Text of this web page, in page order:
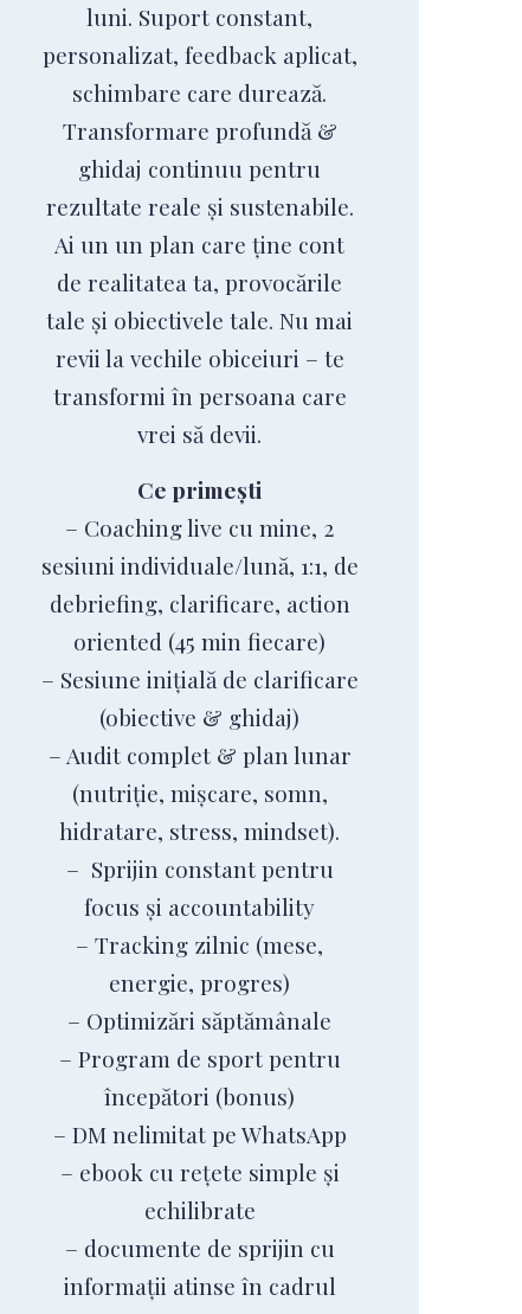
luni. Suport constant,
personalizat, feedback aplicat,
schimbare care durează.
Transformare profundă &
ghidaj continuu pentru
rezultate reale și sustenabile.
Ai un un plan care ține cont
de realitatea ta, provocările
tale și obiectivele tale. Nu mai
revii la vechile obiceiuri – te
transformi în persoana care
vrei să devii.
Ce primești
– Coaching live cu mine, 2
sesiuni individuale/lună, 1:1, de
debriefing, clarificare, action
oriented (45 min fiecare)
– Sesiune inițială de clarificare
(obiective & ghidaj)
– Audit complet & plan lunar
(nutriție, mișcare, somn,
hidratare, stress, mindset).
– Sprijin constant pentru
focus și accountability
– Tracking zilnic (mese,
energie, progres)
– Optimizări săptămânale
– Program de sport pentru
începători (bonus)
– DM nelimitat pe WhatsApp
– ebook cu rețete simple și
echilibrate
– documente de sprijin cu
informații atinse în cadrul